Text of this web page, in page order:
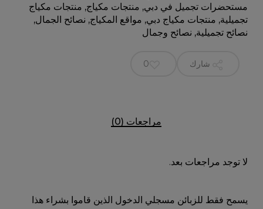
مستحضرات تجميل في دبي, منتجات مكياج, منتجات مكياج
تجميلية, منتجات مكياج دبي, مواقع المكياج, نصائح الجمال,
نصائح تجميلية, نصائح وجمال
شارك 0
مراجعات (0)
لا توجد مراجعات بعد.
يسمح فقط للزبائن مسجلي الدخول الذين قاموا بشراء هذا